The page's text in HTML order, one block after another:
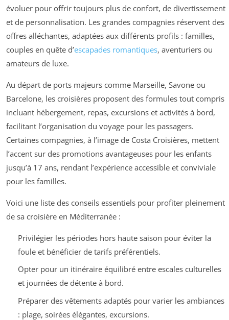
évoluer pour offrir toujours plus de confort, de divertissement
et de personnalisation. Les grandes compagnies réservent des
offres alléchantes, adaptées aux différents profils : familles,
couples en quête d’escapades romantiques, aventuriers ou
amateurs de luxe.
Au départ de ports majeurs comme Marseille, Savone ou
Barcelone, les croisières proposent des formules tout compris
incluant hébergement, repas, excursions et activités à bord,
facilitant l’organisation du voyage pour les passagers.
Certaines compagnies, à l’image de Costa Croisières, mettent
l’accent sur des promotions avantageuses pour les enfants
jusqu’à 17 ans, rendant l’expérience accessible et conviviale
pour les familles.
Voici une liste des conseils essentiels pour profiter pleinement
de sa croisière en Méditerranée :
Privilégier les périodes hors haute saison pour éviter la
foule et bénéficier de tarifs préférentiels.
Opter pour un itinéraire équilibré entre escales culturelles
et journées de détente à bord.
Préparer des vêtements adaptés pour varier les ambiances
: plage, soirées élégantes, excursions.